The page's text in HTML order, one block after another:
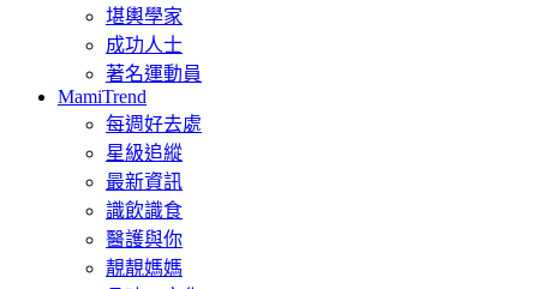
堪輿學家
成功人士
著名運動員
MamiTrend
每週好去處
星級追縱
最新資訊
識飲識食
醫護與你
靚靚媽媽